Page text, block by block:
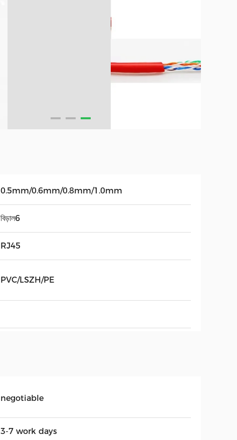
0.5mm/0.6mm/0.8mm/1.0mm
বিড়াল6
RJ45
PVC/LSZH/PE
negotiable
3-7 work days